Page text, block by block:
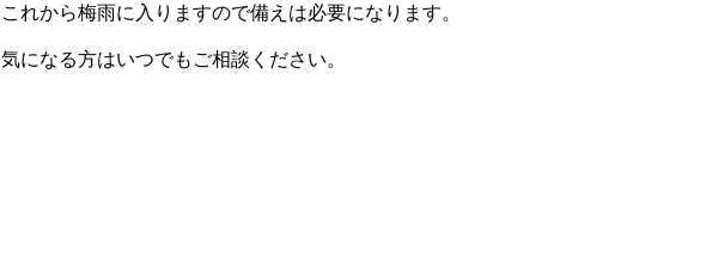
これから梅雨に入りますので備えは必要になります。
気になる方はいつでもご相談ください。